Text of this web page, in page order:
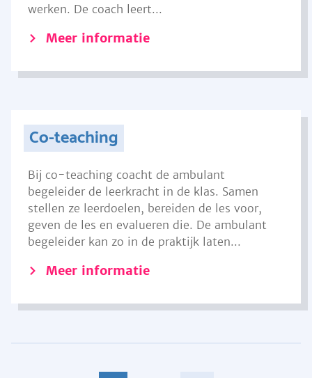
werken. De coach leert...
Meer informatie
Co-teaching
Bij co-teaching coacht de ambulant
begeleider de leerkracht in de klas. Samen
stellen ze leerdoelen, bereiden de les voor,
geven de les en evalueren die. De ambulant
begeleider kan zo in de praktijk laten...
Meer informatie